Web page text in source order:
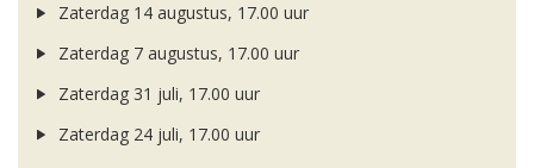
Zaterdag 14 augustus, 17.00 uur
Zaterdag 7 augustus, 17.00 uur
Zaterdag 31 juli, 17.00 uur
Zaterdag 24 juli, 17.00 uur